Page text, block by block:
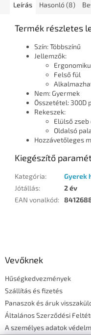
Leírás Hasonló (8)
Termék részletes
Szín: Többszínű
Jellemzők:
Felső fül
Nem: Gyermek
Összetétel: 300D
Rekeszek:
Elülső
Oldalsó
Hozzávetőleges
Kiegészítő
Kategória:
Gyerek
Jótállás:
2 év
EAN vonalkód:
Vevőknek
Hűségkedvezmények
Szállítás és fizetés
Panaszok és áruk
Általános Szerződési
A személyes adatok